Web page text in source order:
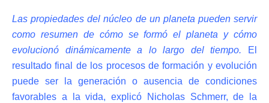
Las propiedades del núcleo de un planeta pueden servir
como resumen de cómo se formó el planeta y cómo
evolucionó dinámicamente a lo largo del tiempo. El
resultado final de los procesos de formación y evolución
puede ser la generación o ausencia de condiciones
favorables a la vida, explicó Nicholas Schmerr, de la